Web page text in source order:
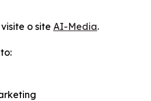
o site AI-Media.